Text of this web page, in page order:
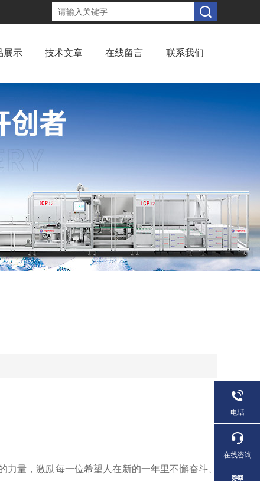
展示 技术文章 在线留言 联系我们
量，激励每一位希望人在新的一年里不懈奋斗、
电话
在线咨询